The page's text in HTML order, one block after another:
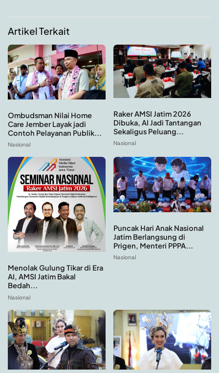
Artikel Terkait
Ombudsman Nilai Home
Care Jember Layak jadi
Contoh Pelayanan Publik...
Nasional
Raker AMSI Jatim 2026
Dibuka, AI Jadi Tantangan
Sekaligus Peluang...
Nasional
Menolak Gulung Tikar di Era
AI, AMSI Jatim Bakal
Bedah...
Nasional
Puncak Hari Anak Nasional
Jatim Berlangsung di
Prigen, Menteri PPPA...
Nasional